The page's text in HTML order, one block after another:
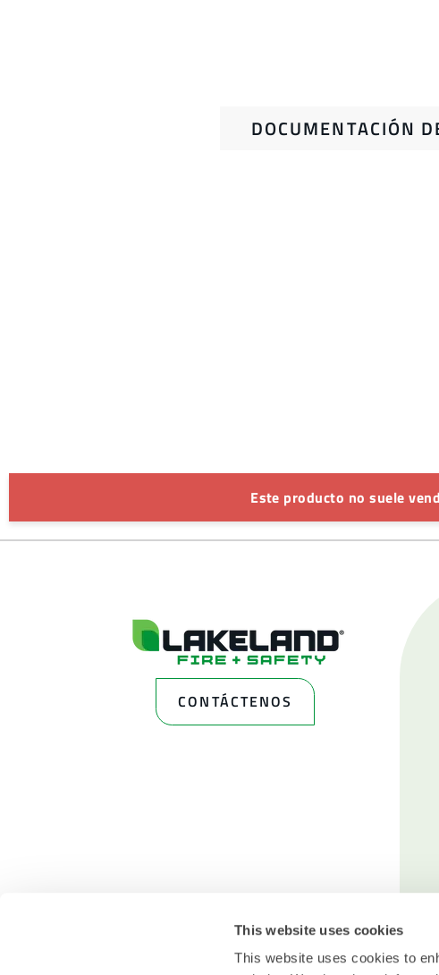
This website uses cookies
This website uses cookies to
DOCUMENTACIÓN
Este producto no suele
CONTÁCTENOS